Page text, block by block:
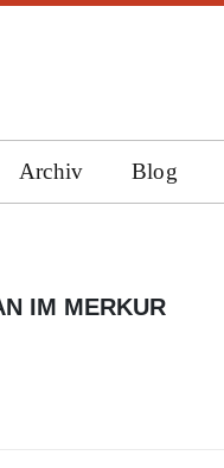
Archiv Blog
IM MERKUR